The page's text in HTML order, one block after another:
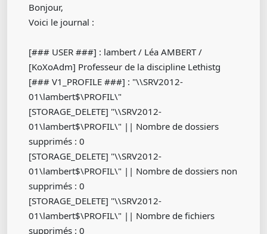
Bonjour,
Voici le journal :
[### USER ###] : lambert / Léa AMBERT /
[KoXoAdm] Professeur de la discipline Lethistg
[### V1_PROFILE ###] : "\\SRV2012-
01\lambert$\PROFIL\"
[STORAGE_DELETE] "\\SRV2012-
01\lambert$\PROFIL\" || Nombre de dossiers
supprimés : 0
[STORAGE_DELETE] "\\SRV2012-
01\lambert$\PROFIL\" || Nombre de dossiers non
supprimés : 0
[STORAGE_DELETE] "\\SRV2012-
01\lambert$\PROFIL\" || Nombre de fichiers
supprimés : 0